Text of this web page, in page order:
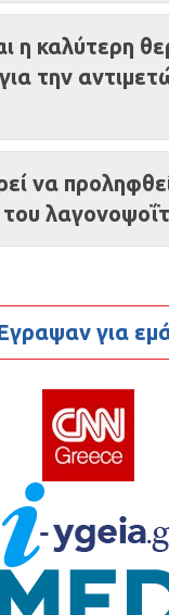
η καλύτερη
την
να
του
για